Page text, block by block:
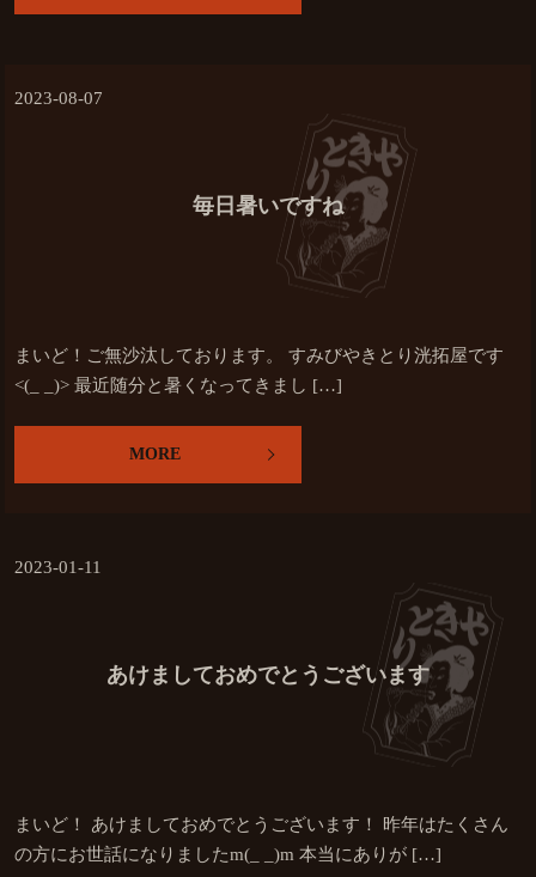
2023-08-07
毎日暑いですね
まいど！ご無沙汰しております。 すみびやきとり洸拓屋です
<(_ _)> 最近随分と暑くなってきまし […]
MORE
2023-01-11
あけましておめでとうございます
まいど！ あけましておめでとうございます！ 昨年はたくさん
の方にお世話になりましたm(_ _)m 本当にありが […]